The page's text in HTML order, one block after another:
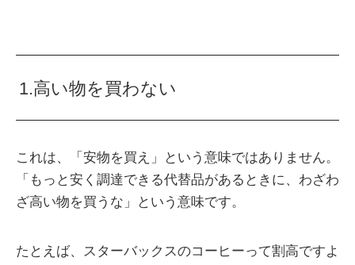
1.高い物を買わない
これは、「安物を買え」という意味ではありません。
「もっと安く調達できる代替品があるときに、わざわ
ざ高い物を買うな」という意味です。
たとえば、スターバックスのコーヒーって割高ですよ